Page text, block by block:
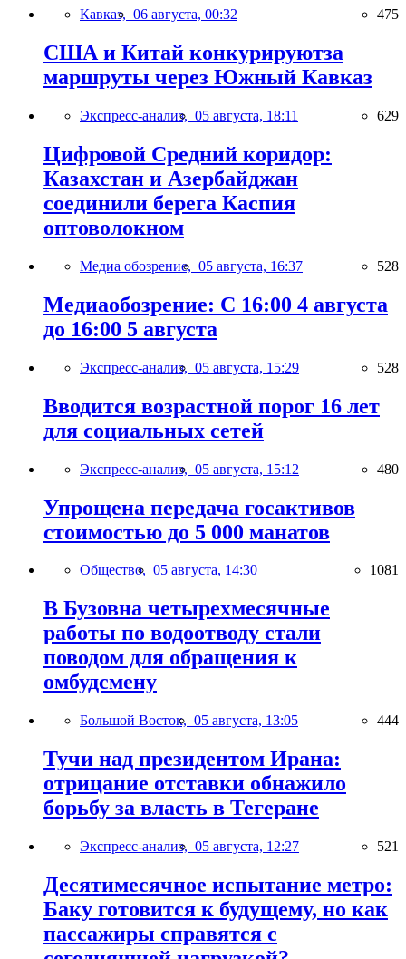
Кавказ, 06 августа, 00:32 475
США и Китай конкурируютза
маршруты через Южный Кавказ
Экспресс-анализ, 05 августа, 18:11 629
Цифровой Средний коридор:
Казахстан и Азербайджан
соединили берега Каспия
оптоволокном
Медиа обозрение, 05 августа, 16:37 528
Медиаобозрение: С 16:00 4 августа
до 16:00 5 августа
Экспресс-анализ, 05 августа, 15:29 528
Вводится возрастной порог 16 лет
для социальных сетей
Экспресс-анализ, 05 августа, 15:12 480
Упрощена передача госактивов
стоимостью до 5 000 манатов
Общество, 05 августа, 14:30 1081
В Бузовна четырехмесячные
работы по водоотводу стали
поводом для обращения к
омбудсмену
Большой Восток, 05 августа, 13:05 444
Тучи над президентом Ирана:
отрицание отставки обнажило
борьбу за власть в Тегеране
Экспресс-анализ, 05 августа, 12:27 521
Десятимесячное испытание метро:
Баку готовится к будущему, но как
пассажиры справятся с